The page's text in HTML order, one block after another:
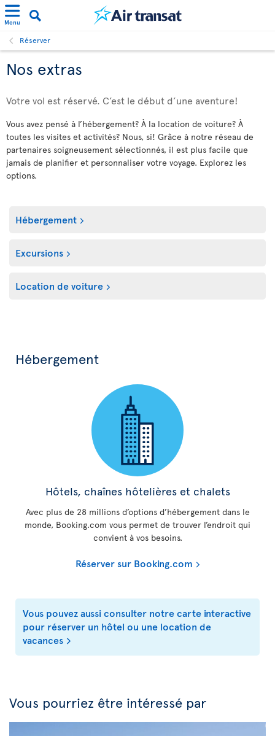
Menu
Réserver
Nos extras
Votre vol est réservé. C’est le début d’une aventure!
Vous avez pensé à l’hébergement? À la location de voiture? À
toutes les visites et activités? Nous, si! Grâce à notre réseau de
partenaires soigneusement sélectionnés, il est plus facile que
jamais de planifier et personnaliser votre voyage. Explorez les
options.
Hébergement
Excursions
Location de voiture
Hébergement
Hôtels, chaînes hôtelières et chalets
Avec plus de 28 millions d’options d’hébergement dans le
monde, Booking.com vous permet de trouver l’endroit qui
convient à vos besoins.
Réserver sur Booking.com
Vous pouvez aussi consulter notre carte interactive
pour réserver un hôtel ou une location de
vacances
Vous pourriez être intéressé par